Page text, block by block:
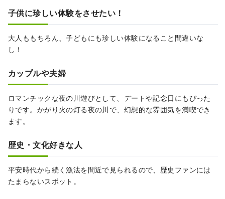
子供に珍しい体験をさせたい！
大人ももちろん、子どもにも珍しい体験になること間違いな
し！
カップルや夫婦
ロマンチックな夜の川遊びとして、デートや記念日にもぴった
りです。かがり火の灯る夜の川で、幻想的な雰囲気を満喫でき
ます。
歴史・文化好きな人
平安時代から続く漁法を間近で見られるので、歴史ファンには
たまらないスポット。